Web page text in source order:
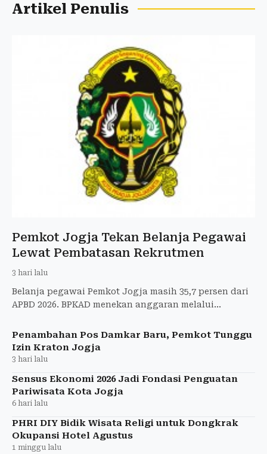
Artikel Penulis
Pemkot Jogja Tekan Belanja Pegawai
Lewat Pembatasan Rekrutmen
3 hari lalu
Belanja pegawai Pemkot Jogja masih 35,7 persen dari
APBD 2026. BPKAD menekan anggaran melalui
tingginya angka pensiun
Penambahan Pos Damkar Baru, Pemkot Tunggu
Izin Kraton Jogja
3 hari lalu
Sensus Ekonomi 2026 Jadi Fondasi Penguatan
Pariwisata Kota Jogja
6 hari lalu
PHRI DIY Bidik Wisata Religi untuk Dongkrak
Okupansi Hotel Agustus
1 minggu lalu